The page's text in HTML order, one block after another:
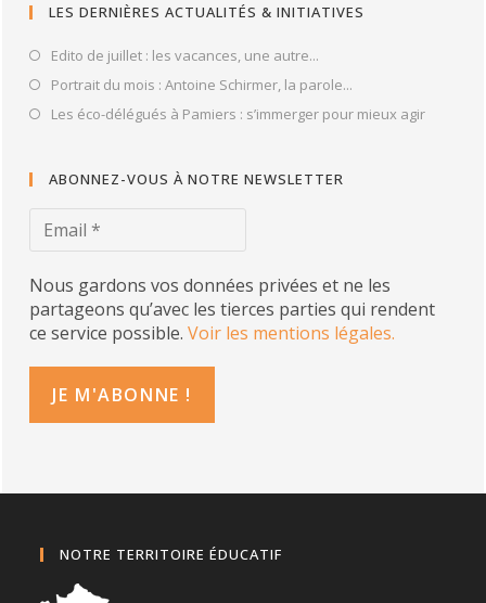
LES DERNIÈRES ACTUALITÉS & INITIATIVES
Edito de juillet : les vacances, une autre...
Portrait du mois : Antoine Schirmer, la parole...
Les éco-délégués à Pamiers : s’immerger pour mieux agir
ABONNEZ-VOUS À NOTRE NEWSLETTER
Nous gardons vos données privées et ne les
partageons qu’avec les tierces parties qui rendent
ce service possible.Voir les mentions légales.
NOTRE TERRITOIRE ÉDUCATIF